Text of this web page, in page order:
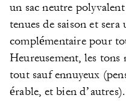
un sac neutre
tenues de saison et sera
complémentaire pour
Heureusement, les tons
tout sauf ennuyeux
érable, et bien